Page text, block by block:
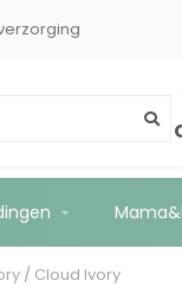
/ Cloud Ivory
- Cloud Ivory /